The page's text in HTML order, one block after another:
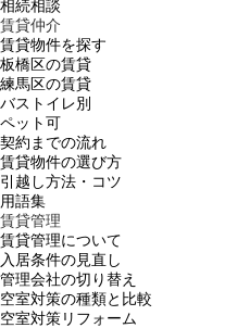
相続相談
賃貸仲介
賃貸物件を探す
板橋区の賃貸
練馬区の賃貸
バストイレ別
ペット可
契約までの流れ
賃貸物件の選び方
引越し方法・コツ
用語集
賃貸管理
賃貸管理について
入居条件の見直し
管理会社の切り替え
空室対策の種類と比較
空室対策リフォーム